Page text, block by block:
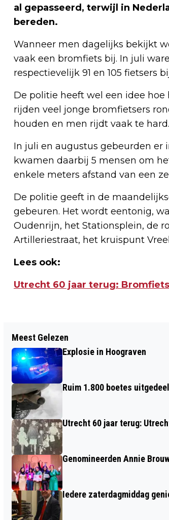
al gepasseerd, terwijl in
bereden.
Wanneer men dagelijks bekijkt
vaak een bromfiets bij. In juli
respectievelijk 91 en 105 fietsers
De politie heeft wel een idee
rijden veel jonge bromfietsers
houden en men rijdt vaak te hard.
In juli en augustus gebeurden er
kwamen daarbij 5 mensen om
enkele meters afstand van een
De politie geeft in de
gebeuren. Het wordt eentonig,
Oudenrijn, het Stationsplein, de
Artilleriestraat, het kruispunt
Lees ook:
Utrecht 60 jaar terug:
POLITIE ZOEKT GETUIGEN VAN
MISHANDELING GANZENMARKT
Meest Gelezen
Explosie in Hoograven
Ruim 1.800 boetes
Utrecht 60 jaar terug:
Genomineerden Annie
Iedere zaterdagmiddag